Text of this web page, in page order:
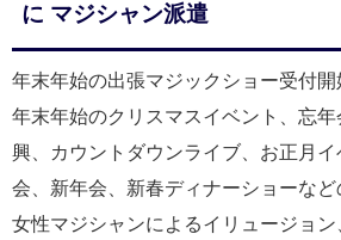
に マジシャン派遣
年末年始の出張マジックショー受付開
年末年始のクリスマスイベント、忘
興、カウントダウンライブ、お正月
会、新年会、新春ディナーショーな
女性マジシャンによるイリュージョ